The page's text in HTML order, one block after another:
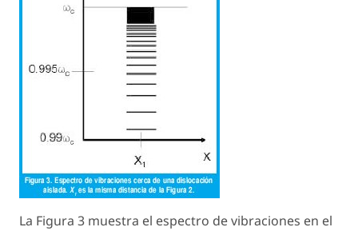
La Figura 3 muestra el espectro de vibraciones en el